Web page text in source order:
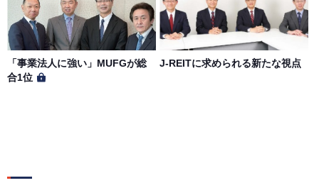
「事業法人に強い」MUFGが総
合1位
J-REITに求められる新たな視点